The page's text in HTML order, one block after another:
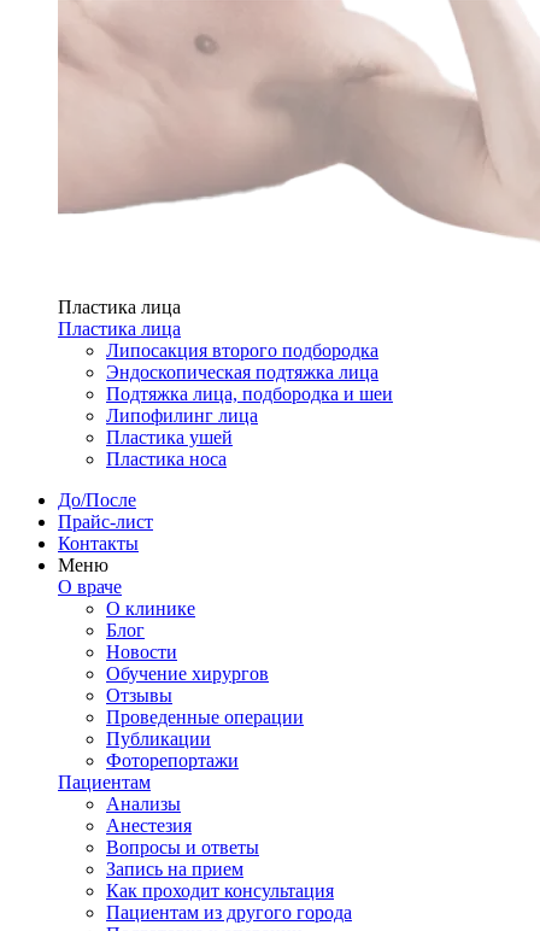
Пластика лица
Пластика лица
Липосакция второго подбородка
Эндоскопическая подтяжка лица
Подтяжка лица, подбородка и шеи
Липофилинг лица
Пластика ушей
Пластика носа
До/После
Прайс-лист
Контакты
Меню
О враче
О клинике
Блог
Новости
Обучение хирургов
Отзывы
Проведенные операции
Публикации
Фоторепортажи
Пациентам
Анализы
Анестезия
Вопросы и ответы
Запись на прием
Как проходит консультация
Пациентам из другого города